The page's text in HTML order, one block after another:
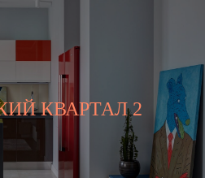
КВАРТАЛ 2